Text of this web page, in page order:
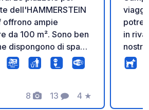
dell'HAMMERSTEIN
offrono ampie
da 100 m². Sono ben
dispongono di spazi
sulla piazzola.
e scarico sono inclusi.
un codice che
della
8
Foto
13
Commenti
4
Valutazione
★
in riva
a notte. Servizi igienici
al